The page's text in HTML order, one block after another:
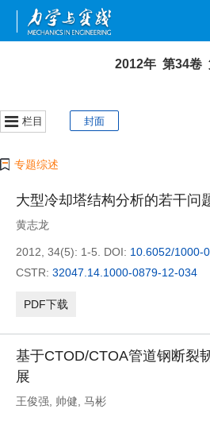
2012年 第34卷
栏目 封面
专题综述
大型冷却塔结构分析的若干问
黄志龙
2012, 34(5): 1-5. DOI: 10.6052/1000-
CSTR: 32047.14.1000-0879-12-034
PDF下载
基于CTOD/CTOA管道钢断裂
展
王俊强 帅健 马彬